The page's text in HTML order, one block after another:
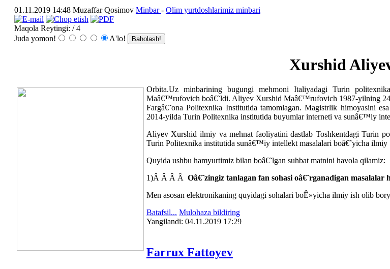
01.11.2019 14:48 Muzaffar Qosimov Minbar- Olim yurtdoshlarimiz minbari
Maqola Reytingi: / 4
Juda yomon!
A'lo!
Xurshid
Orbita.Uz minbarining bugungi mehmoni Italiyadagi Turin
Maâ€™rufovich boâ€˜ldi. Aliyev Xurshid Maâ€™rufovich 1987-yilning
Fargâ€˜ona Politexnika Institutida tamomlagan. Magistrlik himoyasini
2014-yilda Turin Politexnika institutida buyumlar interneti va sunâ€™iy
Aliyev Xurshid ilmiy va mehnat faoliyatini dastlab Toshkentdagi Turin
Turin Politexnika institutida sunâ€™iy intellekt masalalari boâ€˜yicha ilmiy
Quyida ushbu hamyurtimiz bilan boâ€˜lgan suhbat matnini havola qilamiz:
1)Â Â Â Â Oâ€˜zingiz tanlagan fan sohasi oâ€˜rganadigan
Men asosan elektronikaning quyidagi sohalari boÊ»yicha ilmiy ish olib
Batafsil... Mulohaza bildiring
Yangilаndi: 04.11.2019 17:29
Farrux Fattoyev